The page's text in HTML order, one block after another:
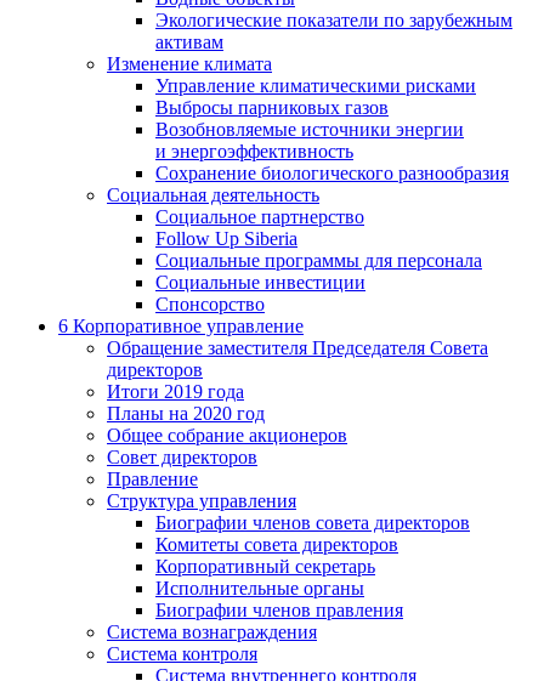
Экологические показатели по зарубежным
активам
Изменение климата
Управление климатическими рисками
Выбросы парниковых газов
Возобновляемые источники энергии
и энергоэффективность
Сохранение биологического разнообразия
Социальная деятельность
Социальное партнерство
Follow Up Siberia
Социальные программы для персонала
Социальные инвестиции
Спонсорство
6 Корпоративное управление
Обращение заместителя Председателя Совета
директоров
Итоги 2019 года
Планы на 2020 год
Общее собрание акционеров
Совет директоров
Правление
Структура управления
Биографии членов совета директоров
Комитеты совета директоров
Корпоративный секретарь
Исполнительные органы
Биографии членов правления
Система вознаграждения
Система контроля
Система внутреннего контроля